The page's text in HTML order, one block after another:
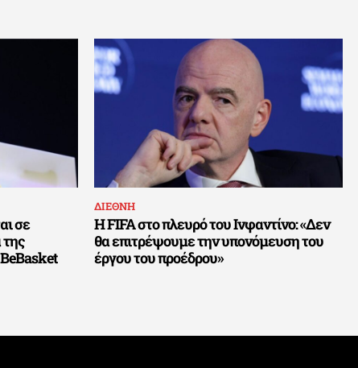
σε
ΔΙΕΘΝΗ
Η FIFA στο πλευρό του Ινφαντίνο: «Δεν
θα επιτρέψουμε την υπονόμευση του
έργου του προέδρου»